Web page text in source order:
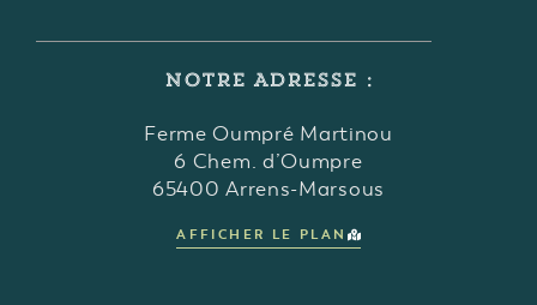
NOTRE ADRESSE :
Ferme Oumpré Martinou
6 Chem. d’Oumpre
65400 Arrens-Marsous
AFFICHER LE PLAN